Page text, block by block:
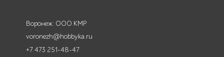
Воронеж: ООО КМР
voronezh@hobbyka.ru
+7 473 251-48-47